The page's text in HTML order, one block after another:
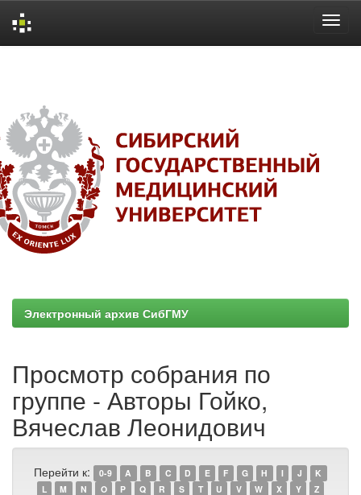
Электронный архив СибГМУ
Просмотр собрания по
группе - Авторы Гойко,
Вячеслав Леонидович
Перейти к: 0-9 A B C D E F G H I J
K
L
M N O P Q R S T U V W X Y Z